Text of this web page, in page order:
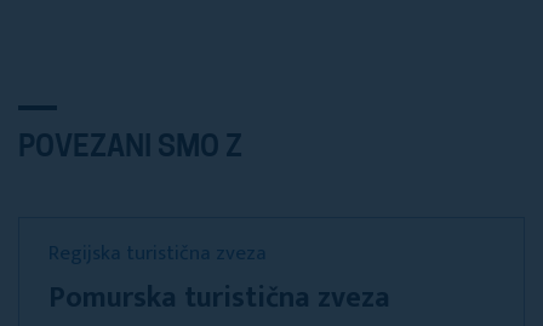
POVEZANI SMO Z
Regijska turistična zveza
Pomurska turistična zveza